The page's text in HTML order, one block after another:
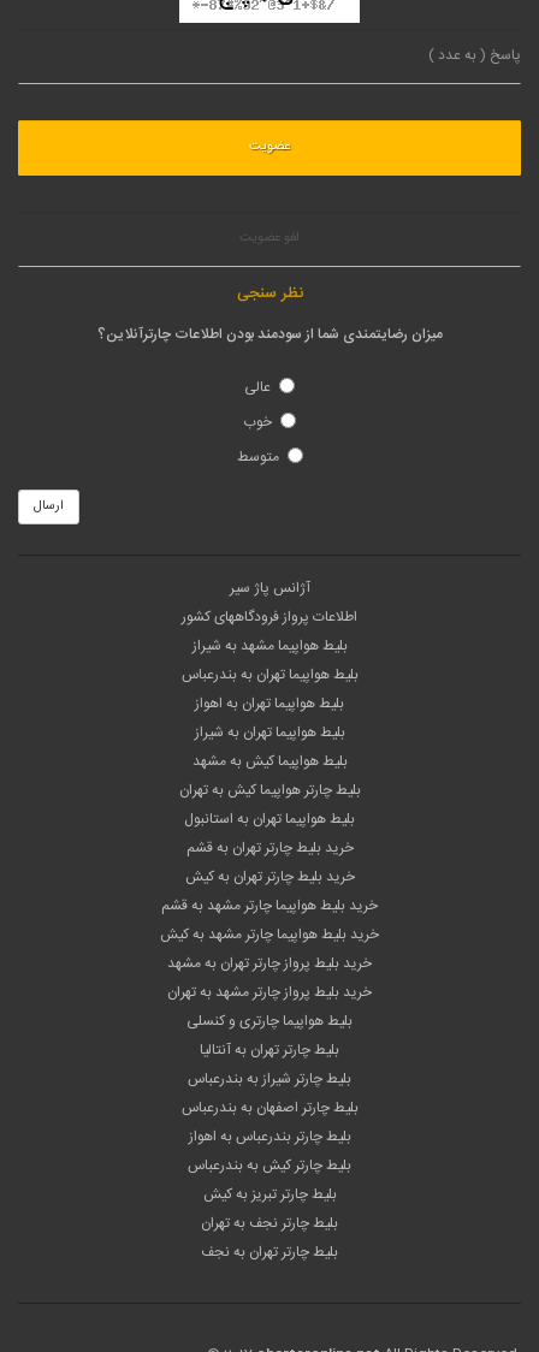
لغو عضویت
نظر سنجی
میزان رضایتمندی شما از سودمند بودن اطلاعات چارترآنلاین؟
عالی
خوب
متوسط
ارسال
آژانس پاژ سیر
اطلاعات پرواز فرودگاههای کشور
بلیط هواپیما مشهد به شیراز
بلیط هواپیما تهران به بندرعباس
بلیط هواپیما تهران به اهواز
بلیط هواپیما تهران به شیراز
بلیط هواپیما کیش به مشهد
بلیط چارتر هواپیما کیش به تهران
بلیط هواپیما تهران به استانبول
خرید بلیط چارتر تهران به قشم
خرید بلیط چارتر تهران به کیش
خرید بلیط هواپیما چارتر مشهد به قشم
خرید بلیط هواپیما چارتر مشهد به کیش
خرید بلیط پرواز چارتر تهران به مشهد
خرید بلیط پرواز چارتر مشهد به تهران
بلیط هواپیما چارتری و کنسلی
بلیط چارتر تهران به آنتالیا
بلیط چارتر شیراز به بندرعباس
بلیط چارتر اصفهان به بندرعباس
بلیط چارتر بندرعباس به اهواز
بلیط چارتر کیش به بندرعباس
بلیط چارتر تبریز به کیش
بلیط چارتر نجف به تهران
بلیط چارتر تهران به نجف